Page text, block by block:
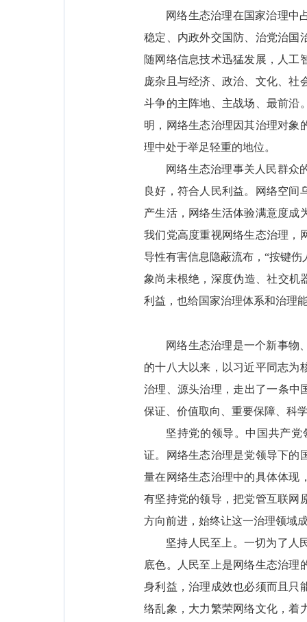
网络生态治理在国家治理中
稳定、内政外交国防、治党治国
随网络信息技术迅猛发展，人工
庞杂且与经济、政治、文化、社
斗争的主阵地、主战场、最前沿
明，网络生态治理因其治理对象
理中处于举足轻重的地位。
网络生态治理事关人民群众
良好，符合人民利益。网络空间
产生活，网络生活体验满意度成
我们党高度重视网络生态治理，
导性有害信息隐蔽流布，“按键
象尚未根绝，深度伪造、社交机
利益，也给国家治理体系和治理
网络生态治理是一个新事物
的十八大以来，以习近平同志为
治理、源头治理，走出了一条中
保证、价值取向、重要保障、科
坚持党的领导。中国共产
证。网络生态治理是党领导下的
量在网络生态治理中的具体体现
有坚持党的领导，把党管互联网
方向前进，始终让这一治理领域
坚持人民至上。一切为了人
底色。人民至上是网络生态治理
身利益，治理成效也必须而且只
络乱象，大力繁荣网络文化，着